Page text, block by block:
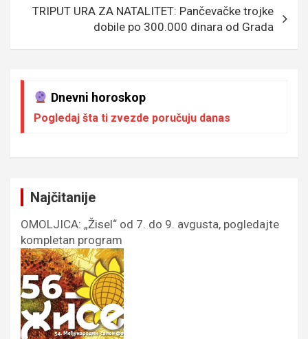
TRIPUT URA ZA NATALITET: Pančevačke trojke
dobile po 300.000 dinara od Grada
Dnevni horoskop
Pogledaj šta ti zvezde poručuju danas
Najčitanije
OMOLJICA: „Žisel“ od 7. do 9. avgusta, pogledajte
kompletan program